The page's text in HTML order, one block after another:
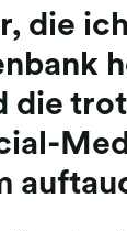
die
die